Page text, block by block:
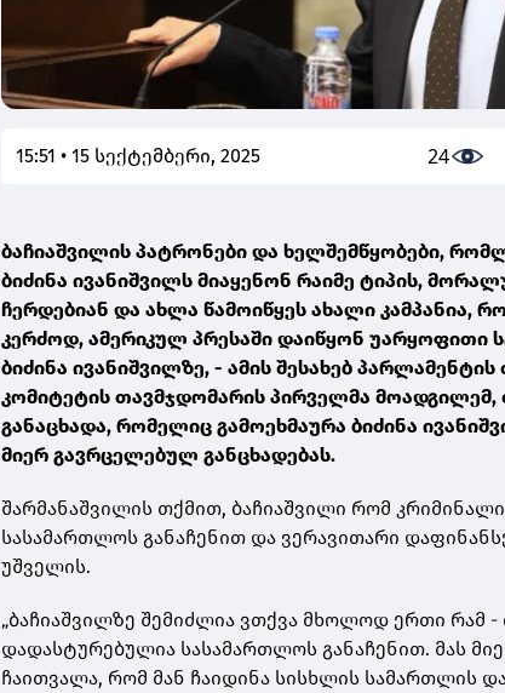
15:51 • 15 სექტემბერი, 2025 24
ბაჩიაშვილის პატრონები და ხელშემწყობები,
ბიძინა ივანიშვილს მიაყენონ რაიმე ტიპის,
ჩერდებიან და ახლა წამოიწყეს ახალი კამპანია,
კერძოდ, ამერიკულ პრესაში დაიწყონ უარყოფითი
ბიძინა ივანიშვილზე, - ამის შესახებ
კომიტეტის თავმჯდომარის პირველმა მოადგილემ,
განაცხადა, რომელიც გამოეხმაურა ბიძინა
მიერ გავრცელებულ განცხადებას.
შარმანაშვილის თქმით, ბაჩიაშვილი რომ
სასამართლოს განაჩენით და ვერავითარი
უშველის.
„ბაჩიაშვილზე შემიძლია ვთქვა მხოლოდ ერთი რამ -
დადასტურებულია სასამართლოს განაჩენით. მას
ჩაითვალა, რომ მან ჩაიდინა სისხლის სამართლის